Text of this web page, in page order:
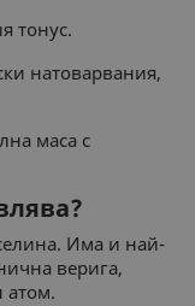
тонус.
натоварвания,
маса с
Има и най-
верига,
атом.